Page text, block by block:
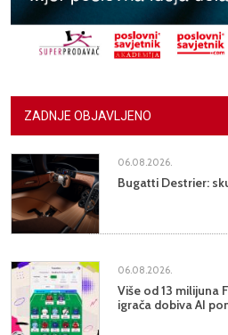
ZADNJE OBJAVLJENO
06.08.2026.
Bugatti Destrier:
06.08.2026.
Više od 13 milijuna
igrača dobiva AI